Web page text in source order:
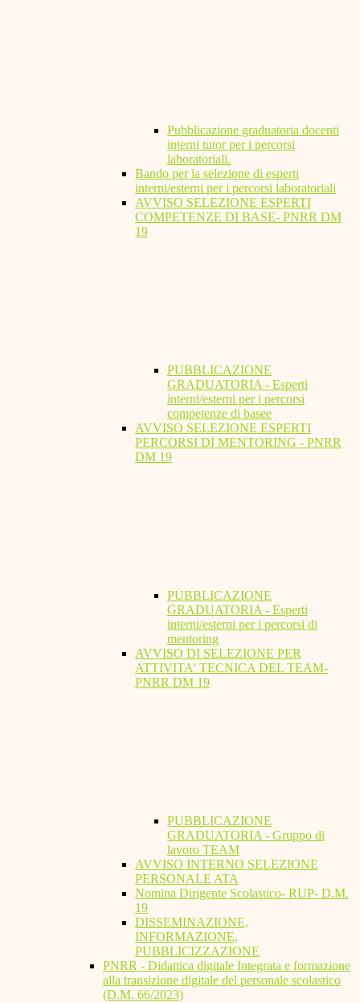
Pubblicazione graduatoria docenti
interni tutor per i percorsi
laboratoriali.
Bando per la selezione di esperti
interni/esterni per i percorsi laboratoriali
AVVISO SELEZIONE ESPERTI
COMPETENZE DI BASE- PNRR DM
19
PUBBLICAZIONE
GRADUATORIA - Esperti
interni/esterni per i percorsi
competenze di basee
AVVISO SELEZIONE ESPERTI
PERCORSI DI MENTORING - PNRR
DM 19
PUBBLICAZIONE
GRADUATORIA - Esperti
interni/esterni per i percorsi di
mentoring
AVVISO DI SELEZIONE PER
ATTIVITA' TECNICA DEL TEAM-
PNRR DM 19
PUBBLICAZIONE
GRADUATORIA - Gruppo di
lavoro TEAM
AVVISO INTERNO SELEZIONE
PERSONALE ATA
Nomina Dirigente Scolastico- RUP- D.M.
19
DISSEMINAZIONE,
INFORMAZIONE,
PUBBLICIZZAZIONE
PNRR - Didattica digitale Integrata e formazione
alla transizione digitale del personale scolastico
(D.M. 66/2023)